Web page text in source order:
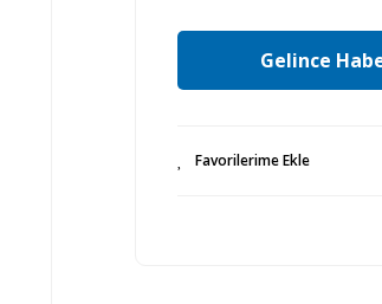
Gelince